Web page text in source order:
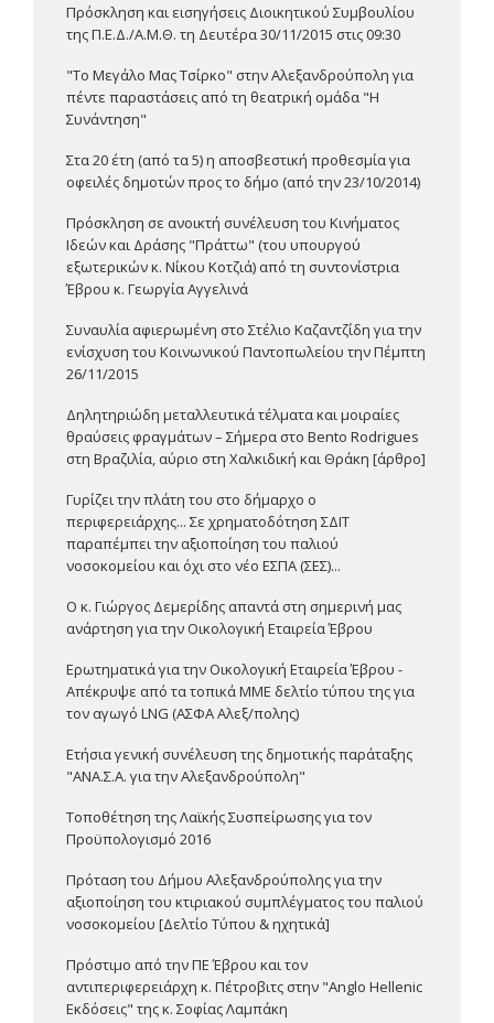
Πρόσκληση και εισηγήσεις Διοικητικού Συμβουλίου
της Π.Ε.Δ./Α.Μ.Θ. τη Δευτέρα 30/11/2015 στις 09:30
"Το Μεγάλο Μας Τσίρκο" στην Αλεξανδρούπολη για
πέντε παραστάσεις από τη θεατρική ομάδα "Η
Συνάντηση"
Στα 20 έτη (από τα 5) η αποσβεστική προθεσμία για
οφειλές δημοτών προς το δήμο (από την 23/10/2014)
Πρόσκληση σε ανοικτή συνέλευση του Κινήματος
Ιδεών και Δράσης "Πράττω" (του υπουργού
εξωτερικών κ. Νίκου Κοτζιά) από τη συντονίστρια
Έβρου κ. Γεωργία Αγγελινά
Συναυλία αφιερωμένη στο Στέλιο Καζαντζίδη για την
ενίσχυση του Κοινωνικού Παντοπωλείου την Πέμπτη
26/11/2015
Δηλητηριώδη μεταλλευτικά τέλματα και μοιραίες
θραύσεις φραγμάτων – Σήμερα στο Bento Rodrigues
στη Βραζιλία, αύριο στη Χαλκιδική και Θράκη [άρθρο]
Γυρίζει την πλάτη του στο δήμαρχο ο
περιφερειάρχης... Σε χρηματοδότηση ΣΔΙΤ
παραπέμπει την αξιοποίηση του παλιού
νοσοκομείου και όχι στο νέο ΕΣΠΑ (ΣΕΣ)...
Ο κ. Γιώργος Δεμερίδης απαντά στη σημερινή μας
ανάρτηση για την Οικολογική Εταιρεία Έβρου
Ερωτηματικά για την Οικολογική Εταιρεία Έβρου -
Απέκρυψε από τα τοπικά ΜΜΕ δελτίο τύπου της για
τον αγωγό LNG (ΑΣΦΑ Αλεξ/πολης)
Ετήσια γενική συνέλευση της δημοτικής παράταξης
"ΑΝΑ.Σ.Α. για την Αλεξανδρούπολη"
Τοποθέτηση της Λαϊκής Συσπείρωσης για τον
Προϋπολογισμό 2016
Πρόταση του Δήμου Αλεξανδρούπολης για την
αξιοποίηση του κτιριακού συμπλέγματος του παλιού
νοσοκομείου [Δελτίο Τύπου & ηχητικά]
Πρόστιμο από την ΠΕ Έβρου και τον
αντιπεριφερειάρχη κ. Πέτροβιτς στην "Anglo Hellenic
Εκδόσεις" της κ. Σοφίας Λαμπάκη